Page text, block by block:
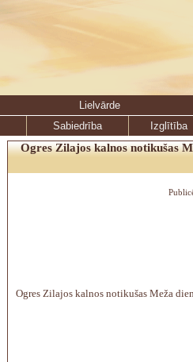
Lielvārde
Sabiedrība
Izglītība
Ogres Zilajos kalnos notikušas
Ogres Zilajos kalnos notikušas Meža